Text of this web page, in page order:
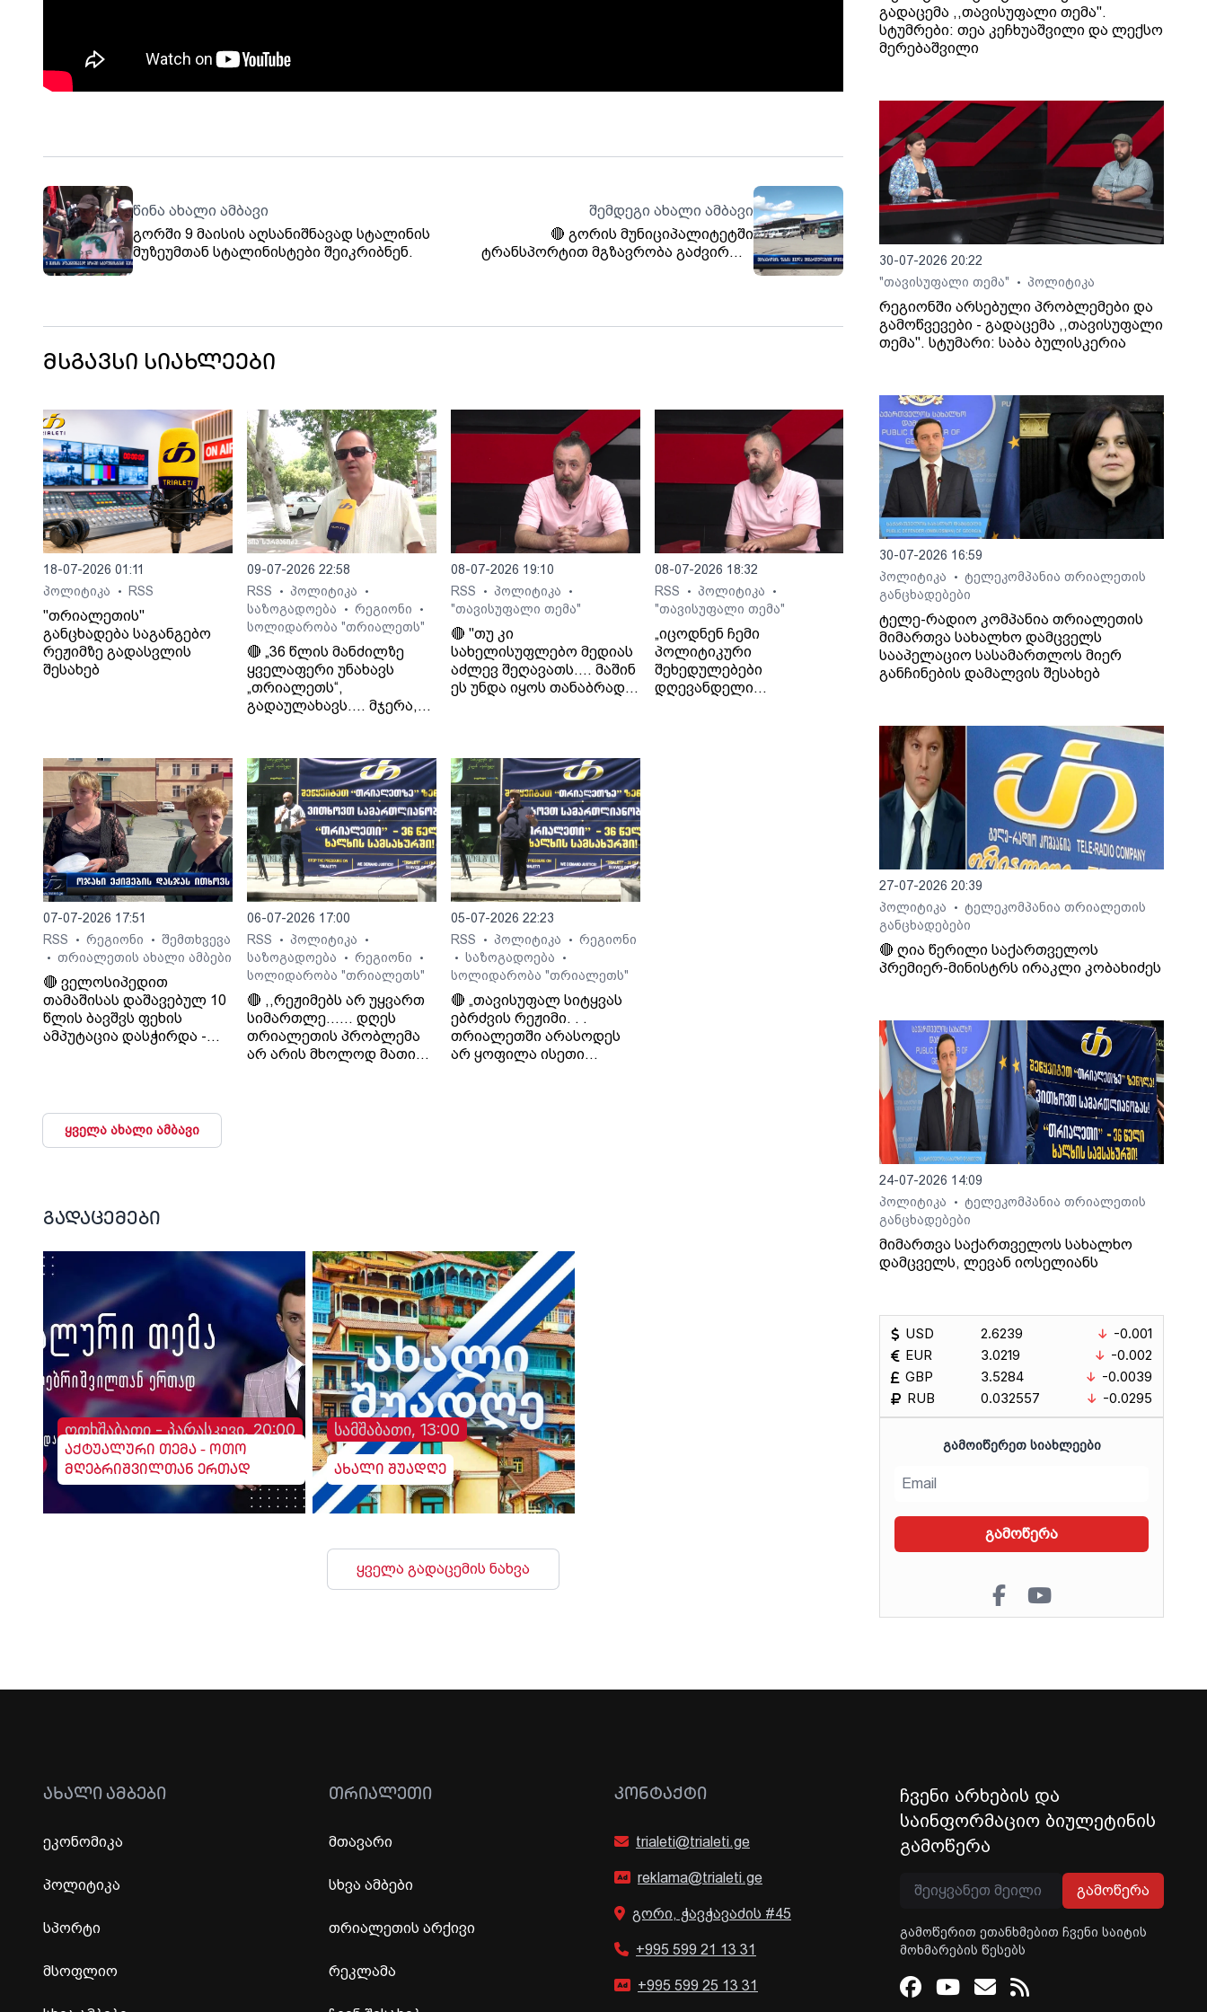
წინა ახალი ამბავი
გორში 9 მაისის აღსანიშნავად სტალინის
მუზეუმთან სტალინისტები შეიკრიბნენ.
შემდეგი ახალი ამბავი
🔴 გორის მუნიციპალიტეტში
ტრანსპორტით მგზავრობა გაძვირდა.
ბილეთის ფასმა ყველა მიმართულებით
თეთრით მეტის გადახდა მოუწიათ.
მსგავსი სიახლეები
18-07-2026 01:11
პოლიტიკა
• RSS
"თრიალეთის"
განცხადება საგანგებო
რეჟიმზე გადასვლის
შესახებ
09-07-2026 22:58
RSS
• პოლიტიკა •
საზოგადოება • რეგიონი •
სოლიდარობა "თრიალეთს"
🔴 „36 წლის მანძილზე
ყველაფერი უნახავს
„თრიალეთს“,
გადაულახავს.... მჯერა,
დათმობაზე წავა
ხელისუფლება და ის
ელემენტარული
მოთხოვნა რასაც
თრიალეთი ითხოვს
დააკმაყოფილებს.“. - გია
სურმანიძე. ტვ 25-ის
დამფუძნებელი.
08-07-2026 19:10
RSS
• პოლიტიკა •
"თავისუფალი თემა"
🔴 "თუ კი
სახელისუფლებო მედიას
აძლევ შეღავათს.... მაშინ
ეს უნდა იყოს თანაბრად
08-07-2026 18:32
RSS
• პოლიტიკა •
"თავისუფალი თემა"
„იცოდნენ ჩემი
პოლიტიკური
შეხედულებები
დღევანდელი
07-07-2026 17:51
RSS
• რეგიონი • შემთხვევა
• თრიალეთის ახალი ამბები
🔴 ველოსიპედით
თამაშისას დაშავებულ 10
წლის ბავშვს ფეხის
ამპუტაცია დასჭირდა -
06-07-2026 17:00
RSS
• პოლიტიკა •
საზოგადოება • რეგიონი •
სოლიდარობა "თრიალეთს"
🔴 ,,რეჟიმებს არ უყვართ
სიმართლე...... დღეს
თრიალეთის პრობლემა
არ არის მხოლოდ მათი
05-07-2026 22:23
RSS
• პოლიტიკა • რეგიონი
• საზოგადოება •
სოლიდარობა "თრიალეთს"
🔴 „თავისუფალ სიტყვას
ებრძვის რეჟიმი. . .
თრიალეთში არასოდეს
არ ყოფილა ისეთი
ყველა ახალი ამბავი
გადაცემები
ოთხშაბათი - პარასკევი, 20:00
აქტუალური თემა - ოთო
მღებრიშვილთან ერთად
სამშაბათი, 13:00
ახალი შუადღე
ყველა გადაცემის ნახვა
გადაცემა ,,თავისუფალი თემა".
სტუმრები: თეა კეჩხუაშვილი და ლექსო
მერებაშვილი
30-07-2026 20:22
"თავისუფალი თემა"
• პოლიტიკა
რეგიონში არსებული პრობლემები და
გამოწვევები - გადაცემა ,,თავისუფალი
თემა". სტუმარი: საბა ბულისკერია
30-07-2026 16:59
პოლიტიკა
•
ტელეკომპანია თრიალეთის
განცხადებები
ტელე-რადიო კომპანია თრიალეთის
მიმართვა სახალხო დამცველს
სააპელაციო სასამართლოს მიერ
განჩინების დამალვის შესახებ
27-07-2026 20:39
პოლიტიკა
•
ტელეკომპანია თრიალეთის
განცხადებები
🔴 ღია წერილი საქართველოს
პრემიერ-მინისტრს ირაკლი კობახიძეს
24-07-2026 14:09
პოლიტიკა
•
ტელეკომპანია თრიალეთის
განცხადებები
მიმართვა საქართველოს სახალხო
დამცველს, ლევან იოსელიანს
USD
EUR
GBP
RUB
2.6239
3.0219
3.5284
0.032557
-0.001
-0.002
-0.0039
-0.0295
ᲒᲐᲛᲝᲘᲬᲔᲠᲔᲗ ᲡᲘᲐᲮᲚᲔᲔᲑᲘ
გამოწერა
ᲐᲮᲐᲚᲘ ᲐᲛᲑᲔᲑᲘ
ეკონომიკა
პოლიტიკა
სპორტი
მსოფლიო
ᲗᲠᲘᲐᲚᲔᲗᲘ
მთავარი
სხვა ამბები
თრიალეთის არქივი
რეკლამა
ᲙᲝᲜᲢᲐᲥᲢᲘ
trialeti@trialeti.ge
reklama@trialeti.ge
გორი, ჭავჭავაძის #45
+995 599 21 13 31
+995 599 25 13 31
ჩვენი არხების და
საინფორმაციო ბიულეტინის
გამოწერა
გამოწერა
გამოწერით ეთანხმებით ჩვენი საიტის
მოხმარების წესებს
Facebook
Youtube
Email
RSS